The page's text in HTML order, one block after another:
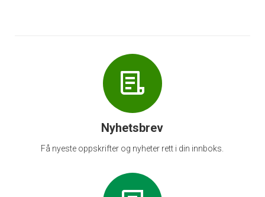
Nyhetsbrev
Få nyeste oppskrifter og nyheter rett i din innboks.